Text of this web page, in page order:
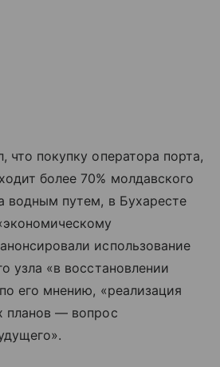
что покупку оператора порта,
более 70% молдавского
водным путем, в Бухаресте
использование
узла «в восстановлении
его мнению, «реализация
планов — вопрос